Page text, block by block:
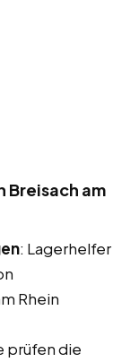
Breisach am
: Lagerhelfer
Rhein
prüfen die